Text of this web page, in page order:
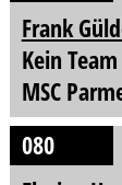
Frank
Kein Team
MSC
080